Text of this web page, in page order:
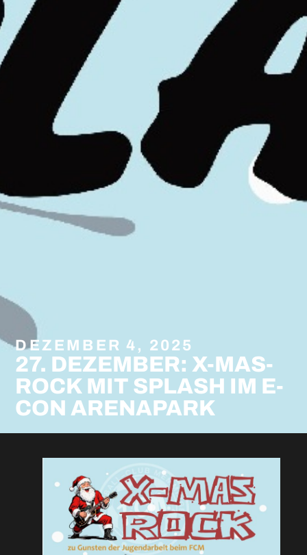
DEZEMBER 4, 2025
27. DEZEMBER: X-MAS-
ROCK MIT SPLASH IM E-
CON ARENAPARK